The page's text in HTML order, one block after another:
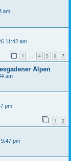
am
11:42 am
1 4 5 6 7
Alpen
am
pm
1 2
9:47 pm